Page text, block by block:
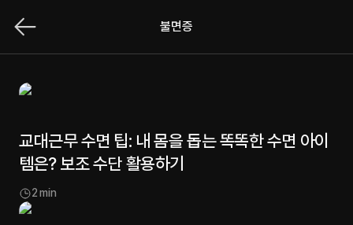
불면증
교대근무 수면 팁: 내 몸을 돕는 똑똑한 수면 아이
템은? 보조 수단 활용하기
2min